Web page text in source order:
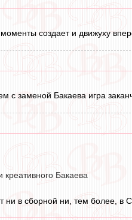
моменты создает и движуху
с заменой Бакаева игра
креативного Бакаева
ни в сборной ни, тем более, в